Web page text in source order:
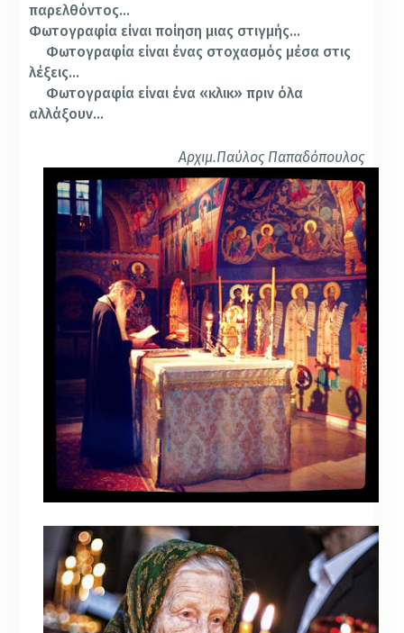
παρελθόντος…
Φωτογραφία είναι ποίηση μιας στιγμής…
Φωτογραφία είναι ένας στοχασμός μέσα στις
λέξεις…
Φωτογραφία είναι ένα «κλικ» πριν όλα
αλλάξουν…
Αρχιμ.Παύλος Παπαδόπουλος